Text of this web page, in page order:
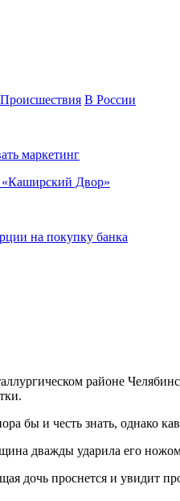
Происшествия В России
маркетинг
«Каширский Двор»
на покупку банка
районе
бы и честь знать, однако
дважды ударила его
дочь проснется и